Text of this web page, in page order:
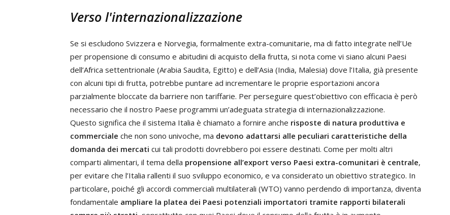
Verso l'internazionalizzazione
Se si escludono Svizzera e Norvegia, formalmente extra-comunitarie, ma di fatto integrate nell’Ue
per propensione di consumo e abitudini di acquisto della frutta, si nota come vi siano alcuni Paesi
dell’Africa settentrionale (Arabia Saudita, Egitto) e dell’Asia (India, Malesia) dove l’Italia, già presente
con alcuni tipi di frutta, potrebbe puntare ad incrementare le proprie esportazioni ancora
parzialmente bloccate da barriere non tariffarie. Per perseguire quest’obiettivo con efficacia è però
necessario che il nostro Paese programmi un’adeguata strategia di internazionalizzazione.
Questo significa che il sistema Italia è chiamato a fornire anche risposte di natura produttiva e
commerciale che non sono univoche, ma devono adattarsi alle peculiari caratteristiche della
domanda dei mercati cui tali prodotti dovrebbero poi essere destinati. Come per molti altri
comparti alimentari, il tema della propensione all’export verso Paesi extra-comunitari è centrale,
per evitare che l’Italia rallenti il suo sviluppo economico, e va considerato un obiettivo strategico. In
particolare, poiché gli accordi commerciali multilaterali (WTO) vanno perdendo di importanza, diventa
fondamentale ampliare la platea dei Paesi potenziali importatori tramite rapporti bilaterali